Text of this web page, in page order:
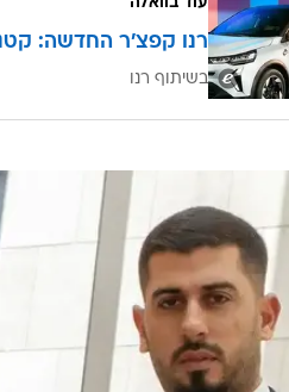
עוד בוואלה
רנו קפצ'ר החדשה:
בשיתוף רנו